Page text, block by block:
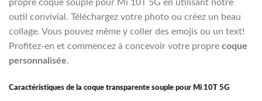
propre coque souple pour Mi 10T 5G en utilisant notre
outil convivial. Téléchargez votre photo ou créez un beau
collage. Vous pouvez même y coller des emojis ou un text!
Profitez-en et commencez à concevoir votre propre coque
personnalisée.
Caractéristiques de la coque transparente souple pour Mi 10T 5G